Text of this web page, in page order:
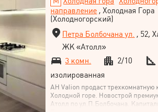
направление , Холодная Гора
(Холодногорский)
Петра Болбочана ул. , 52,
ЖК «Атолл»
3 комн.
2/10
изолированная
АН Valion продаст трехкомнатную
Холодной горе. Новострой
Атолл по ул.П.Болбочана.